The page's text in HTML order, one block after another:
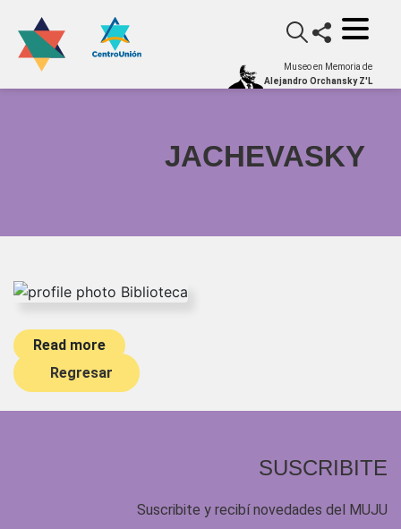
Museo en Memoria de
Alejandro Orchansky Z'L
JACHEVASKY
Read more
Regresar
SUSCRIBITE
Suscribite y recibí novedades del MUJU